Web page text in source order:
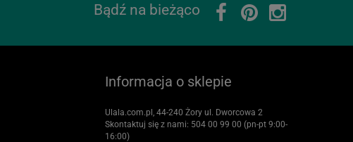
Bądź na bieżąco
Informacja o sklepie
Ulala.com.pl, 44-240 Żory ul. Dworcowa 2
Skontaktuj się z nami: 504 00 99 00 (pn-pt 9:00-
16:00)